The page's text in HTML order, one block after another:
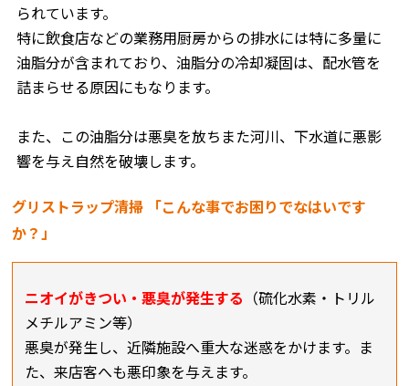
られています。
特に飲食店などの業務用厨房からの排水には特に多量に
油脂分が含まれており、油脂分の冷却凝固は、配水管を
詰まらせる原因にもなります。
また、この油脂分は悪臭を放ちまた河川、下水道に悪影
響を与え自然を破壊します。
グリストラップ清掃 「こんな事でお困りでなはいです
か？」
ニオイがきつい・悪臭が発生する （硫化水素・トリル
メチルアミン等）
悪臭が発生し、近隣施設へ重大な迷惑をかけます。ま
た、来店客へも悪印象を与えます。